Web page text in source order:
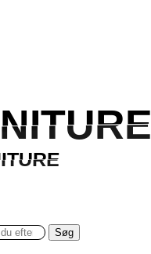
Søg